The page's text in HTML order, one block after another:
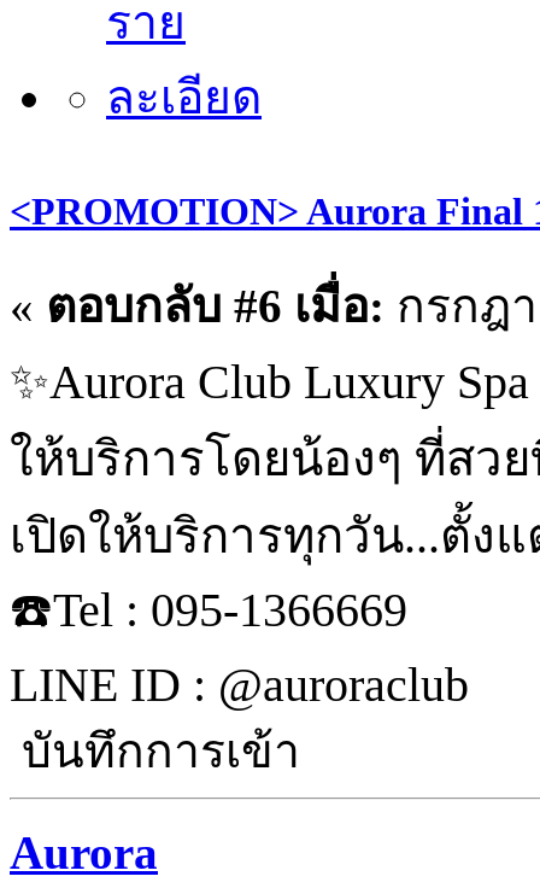
<PROMOTION> Aurora
« ตอบกลับ #6 เมื่อ: กรกฎ
✨Aurora Club Luxury
ให้บริการโดยน้องๆ ที่สว
เปิดให้บริการทุกวัน...ตั้งแ
☎️Tel : 095-1366669
LINE ID : @auroraclub
บันทึกการเข้า
Aurora